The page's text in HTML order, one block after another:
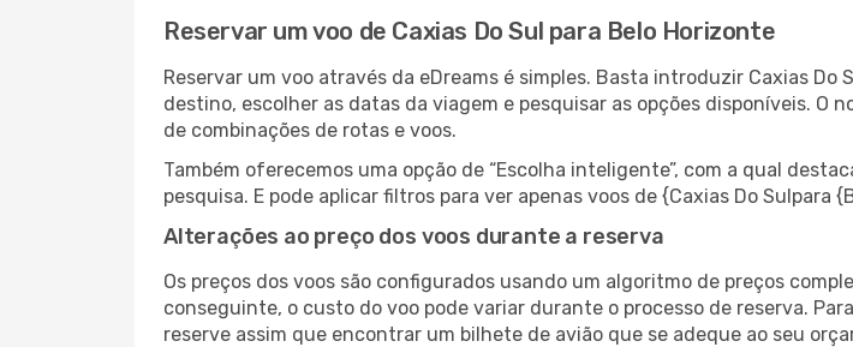
Reservar um voo de Caxias Do Sul para Belo Horizonte
Reservar um voo através da eDreams é simples. Basta introduzir Caxias
destino, escolher as datas da viagem e pesquisar as opções disponíveis.
de combinações de rotas e voos.
Também oferecemos uma opção de “Escolha inteligente”, com a qual
pesquisa. E pode aplicar filtros para ver apenas voos de {Caxias Do Sulpara
Alterações ao preço dos voos durante a reserva
Os preços dos voos são configurados usando um algoritmo de preços
conseguinte, o custo do voo pode variar durante o processo de reserva.
reserve assim que encontrar um bilhete de avião que se adeque ao seu